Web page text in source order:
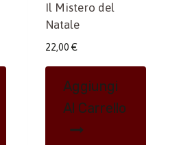
Il Mistero del
Natale
22,00 €
Aggiungi
Al Carrello